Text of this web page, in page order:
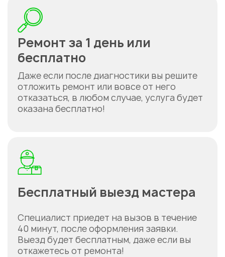
Ремонт за 1 день или
бесплатно
Даже если после диагностики вы решите
отложить ремонт или вовсе от него
отказаться, в любом случае, услуга будет
оказана бесплатно!
Бесплатный выезд мастера
Специалист приедет на вызов в течение
40 минут, после оформления заявки.
Выезд будет бесплатным, даже если вы
откажетесь от ремонта!